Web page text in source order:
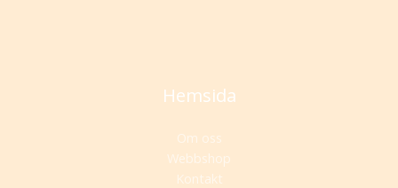
Hemsida
Om oss
Webbshop
Kontakt